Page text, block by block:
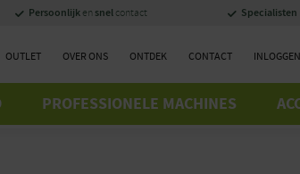
Persoonlijk en snel contact Specialisten
OUTLET OVER ONS ONTDEK CONTACT INLOGGEN
PROFESSIONELE MACHINES